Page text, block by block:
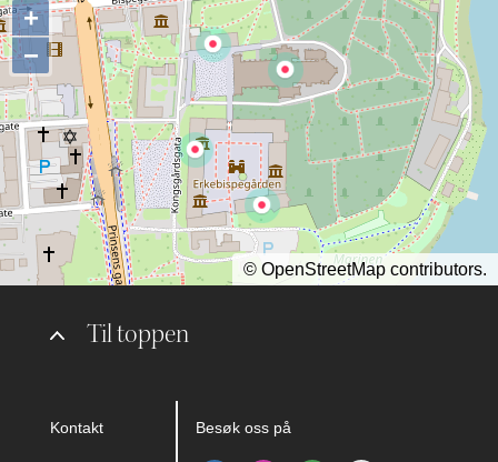
Til toppen
Kontakt Besøk oss på
+
−
© OpenStreetMap contributors.